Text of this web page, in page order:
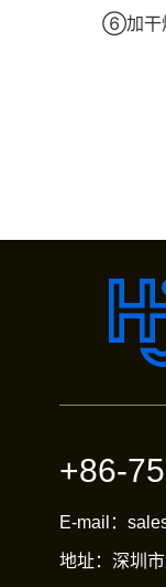
⑥加干燥剂
+86-
E-mail：
地址：深圳